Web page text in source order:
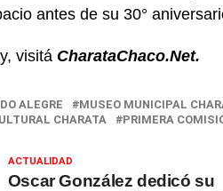
antes de su 30°
visitá CharataChaco.Net.
ALEGRE
MUSEO MUNICIPAL
CHARATA PRIMERA
ACTUALIDAD
Oscar González dedicó su